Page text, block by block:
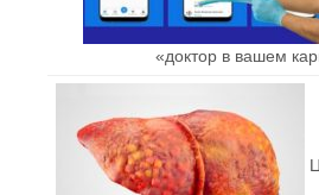
«доктор в вашем